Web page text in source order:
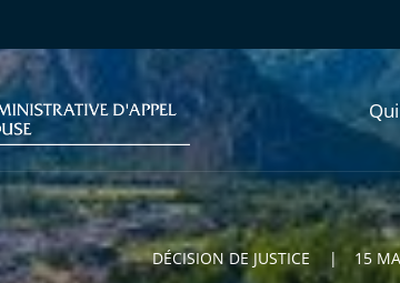
DÉCISION DE JUSTICE 15